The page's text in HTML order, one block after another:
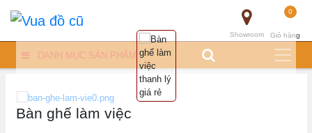
0
Giỏ hàng
Showroom
DANH MỤC SẢN PHẨM
Bàn ghế làm việc